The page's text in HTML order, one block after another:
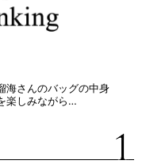
海さんのバッグの中身
楽しみながら…